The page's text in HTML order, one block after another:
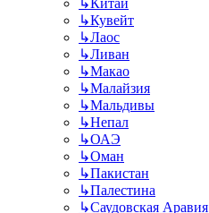
↳Кувейт
↳Лаос
↳Ливан
↳Макао
↳Малайзия
↳Мальдивы
↳Непал
↳ОАЭ
↳Оман
↳Пакистан
↳Палестина
↳Саудовская Аравия